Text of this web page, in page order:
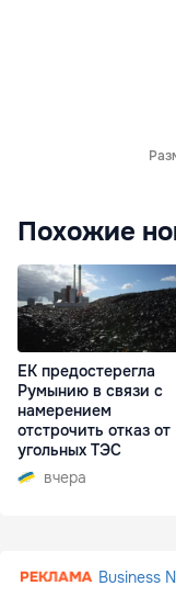
Похожие
ЕК предостерегла
Румынию в связи с
намерением
отстрочить отказ от
угольных ТЭС
вчера
Business